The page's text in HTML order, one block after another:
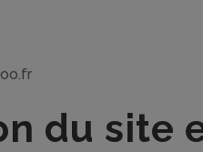
du site